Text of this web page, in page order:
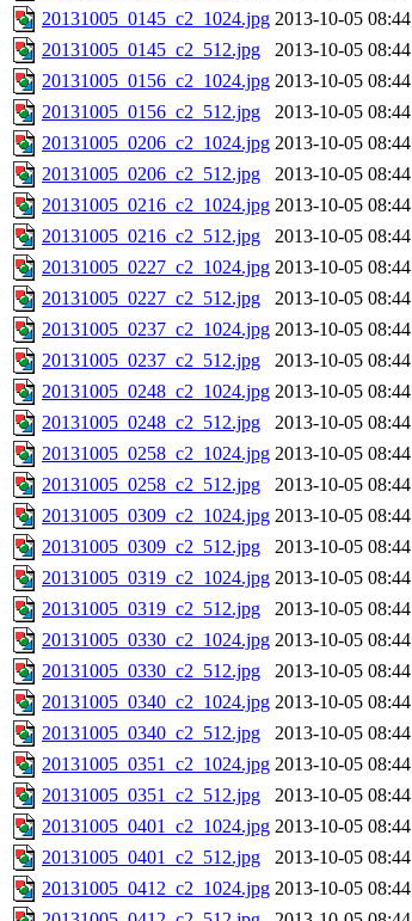
20131005_0145_c2_1024.jpg 2013-10-05 08:44
20131005_0145_c2_512.jpg
2013-10-05 08:44
20131005_0156_c2_1024.jpg 2013-10-05 08:44
20131005_0156_c2_512.jpg
2013-10-05 08:44
20131005_0206_c2_1024.jpg 2013-10-05 08:44
20131005_0206_c2_512.jpg
2013-10-05 08:44
20131005_0216_c2_1024.jpg 2013-10-05 08:44
20131005_0216_c2_512.jpg
2013-10-05 08:44
20131005_0227_c2_1024.jpg 2013-10-05 08:44
20131005_0227_c2_512.jpg
2013-10-05 08:44
20131005_0237_c2_1024.jpg 2013-10-05 08:44
20131005_0237_c2_512.jpg
2013-10-05 08:44
20131005_0248_c2_1024.jpg 2013-10-05 08:44
20131005_0248_c2_512.jpg
2013-10-05 08:44
20131005_0258_c2_1024.jpg 2013-10-05 08:44
20131005_0258_c2_512.jpg
2013-10-05 08:44
20131005_0309_c2_1024.jpg 2013-10-05 08:44
20131005_0309_c2_512.jpg
2013-10-05 08:44
20131005_0319_c2_1024.jpg 2013-10-05 08:44
20131005_0319_c2_512.jpg
2013-10-05 08:44
20131005_0330_c2_1024.jpg 2013-10-05 08:44
20131005_0330_c2_512.jpg
2013-10-05 08:44
20131005_0340_c2_1024.jpg 2013-10-05 08:44
20131005_0340_c2_512.jpg
2013-10-05 08:44
20131005_0351_c2_1024.jpg 2013-10-05 08:44
20131005_0351_c2_512.jpg
2013-10-05 08:44
20131005_0401_c2_1024.jpg 2013-10-05 08:44
20131005_0401_c2_512.jpg
2013-10-05 08:44
20131005_0412_c2_1024.jpg 2013-10-05 08:44